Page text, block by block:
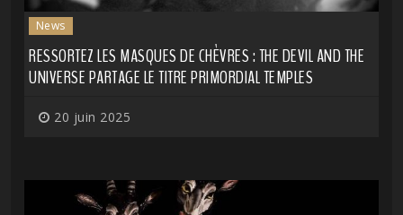
News
RESSORTEZ LES MASQUES DE CHÈVRES : THE DEVIL AND THE
UNIVERSE PARTAGE LE TITRE PRIMORDIAL TEMPLES
20 juin 2025